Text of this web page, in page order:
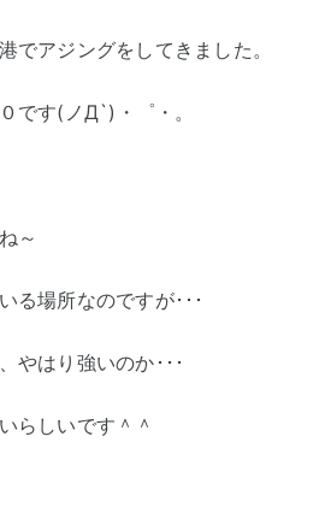
でアジングをしてきました。
です(ノД`)・゜・。
～
る場所なのですが･･･
やはり強いのか･･･
らしいです＾＾